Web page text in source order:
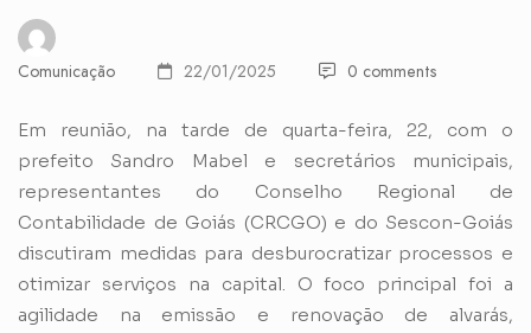
Comunicação 22/01/2025 0 comments
Em reunião, na tarde de quarta-feira, 22, com o
prefeito Sandro Mabel e secretários municipais,
representantes do Conselho Regional de
Contabilidade de Goiás (CRCGO) e do Sescon-Goiás
discutiram medidas para desburocratizar processos e
otimizar serviços na capital. O foco principal foi a
agilidade na emissão e renovação de alvarás,